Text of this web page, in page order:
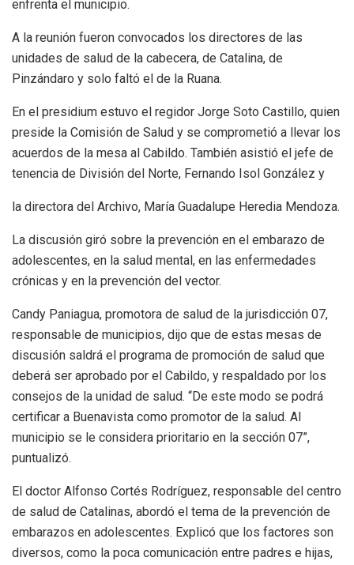
enfrenta el municipio.
A la reunión fueron convocados los directores de las
unidades de salud de la cabecera, de Catalina, de
Pinzándaro y solo faltó el de la Ruana.
En el presidium estuvo el regidor Jorge Soto Castillo, quien
preside la Comisión de Salud y se comprometió a llevar los
acuerdos de la mesa al Cabildo. También asistió el jefe de
tenencia de División del Norte, Fernando Isol González y
la directora del Archivo, María Guadalupe Heredia Mendoza.
La discusión giró sobre la prevención en el embarazo de
adolescentes, en la salud mental, en las enfermedades
crónicas y en la prevención del vector.
Candy Paniagua, promotora de salud de la jurisdicción 07,
responsable de municipios, dijo que de estas mesas de
discusión saldrá el programa de promoción de salud que
deberá ser aprobado por el Cabildo, y respaldado por los
consejos de la unidad de salud. “De este modo se podrá
certificar a Buenavista como promotor de la salud. Al
municipio se le considera prioritario en la sección 07”,
puntualizó.
El doctor Alfonso Cortés Rodríguez, responsable del centro
de salud de Catalinas, abordó el tema de la prevención de
embarazos en adolescentes. Explicó que los factores son
diversos, como la poca comunicación entre padres e hijas,